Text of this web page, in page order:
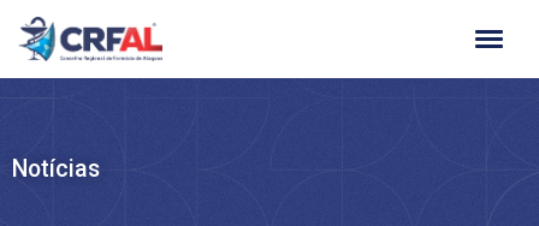
Ir
para
Notícias